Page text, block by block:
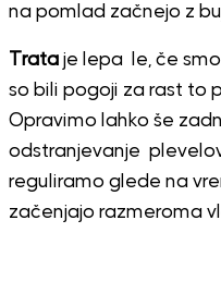
na pomlad začnejo z
Trataje lepa le, če
so bili pogoji za rast to
Opravimo lahko še
odstranjevanje
reguliramo glede na
začenjajo razmeroma